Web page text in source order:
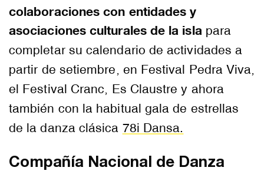
colaboraciones con entidades y
asociaciones culturales de la isla para
completar su calendario de actividades a
partir de setiembre, en Festival Pedra Viva,
el Festival Cranc, Es Claustre y ahora
también con la habitual gala de estrellas
de la danza clásica 78i Dansa.
Compañía Nacional de Danza